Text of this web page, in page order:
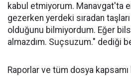
kabul etmiyorum. Manavgat'ta
gezerken yerdeki sıradan
olduğunu bilmiyordum. Eğer
almazdım. Suçsuzum." dediği
Raporlar ve tüm dosya kapsamı